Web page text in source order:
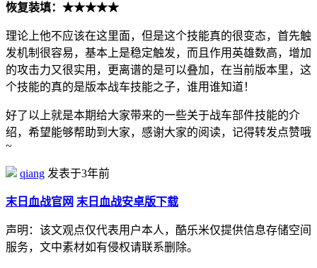
恢复装填：★★★★★
理论上他不应该在这里面，但是这个技能真的很变态，首先触
发机制很容易，基本上是稳定触发，而且作用英雄数高，增加
的攻击力又很实用，更离谱的是可以叠加，在当前版本里，这
个技能的真的是版本战车技能之子，谁用谁知道！
好了以上就是本期给大家带来的一些关于战车部件技能的介
绍，希望能够帮助到大家，感谢大家的阅读，记得转发点赞哦
~
qiang 发表于3年前
末日血战官网 末日血战安卓版下载
声明：该文观点仅代表用户本人，酷乐米仅提供信息存储空间
服务，文中素材如有侵权请联系删除。